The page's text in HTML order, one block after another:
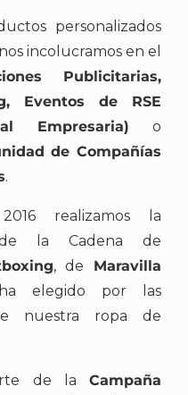
personalizados
incolucramos en el
Publicitarias,
Eventos de RSE
Empresaria) o
de Compañías
.
realizamos la
de la Cadena de
, de Maravilla
elegido por las
nuestra ropa de
de la Campaña